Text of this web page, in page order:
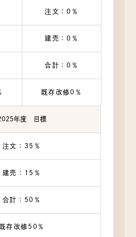
注文：0％
建売：0％
合計：0％
既存改修0％
年度 目標
注文：35％
建売：15％
合計：50％
既存改修50％